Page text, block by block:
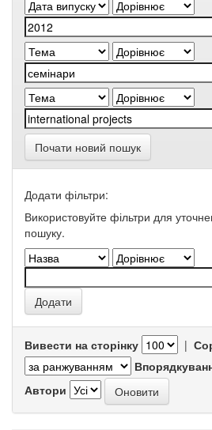
Почати новий пошук
Додати фільтри:
Використовуйте фільтри для
пошуку.
Вивести на сторінку |
Автори